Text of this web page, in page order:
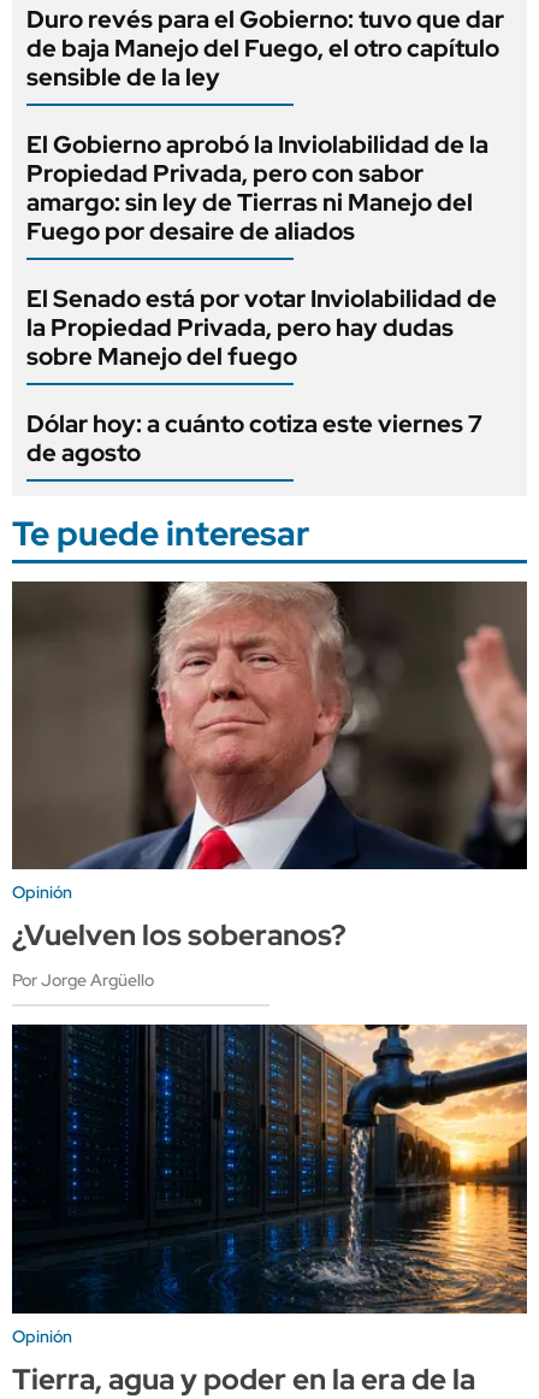
Duro revés para el Gobierno: tuvo que dar
de baja Manejo del Fuego, el otro capítulo
sensible de la ley
El Gobierno aprobó la Inviolabilidad de la
Propiedad Privada, pero con sabor
amargo: sin ley de Tierras ni Manejo del
Fuego por desaire de aliados
El Senado está por votar Inviolabilidad de
la Propiedad Privada, pero hay dudas
sobre Manejo del fuego
Dólar hoy: a cuánto cotiza este viernes 7
de agosto
Te puede interesar
Opinión
¿Vuelven los soberanos?
Por Jorge Argüello
Opinión
Tierra, agua y poder en la era de la